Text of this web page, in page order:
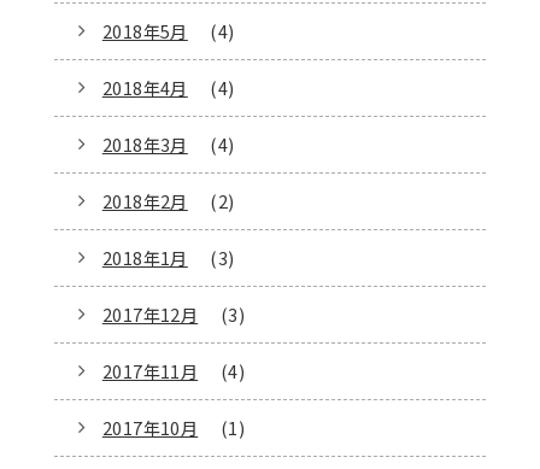
2018年5月 (4)
2018年4月 (4)
2018年3月 (4)
2018年2月 (2)
2018年1月 (3)
2017年12月 (3)
2017年11月 (4)
2017年10月 (1)